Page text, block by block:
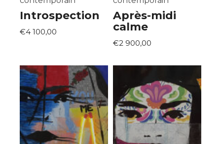
Introspection
€4 100,00
Après-midi
calme
€2 900,00